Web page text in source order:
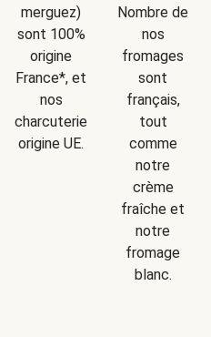
merguez)
sont 100%
origine
France*, et
nos
charcuteries
origine UE.
Nombre de
nos
fromages
sont
français,
tout
comme
notre
crème
fraîche et
notre
fromage
blanc.